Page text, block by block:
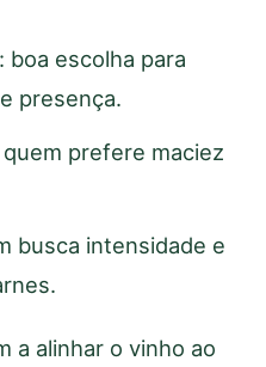
: boa escolha para
presença.
prefere maciez
busca intensidade e
a alinhar o vinho ao